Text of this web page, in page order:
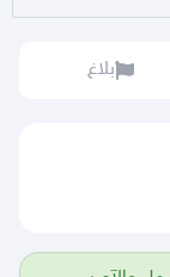
بلاغ